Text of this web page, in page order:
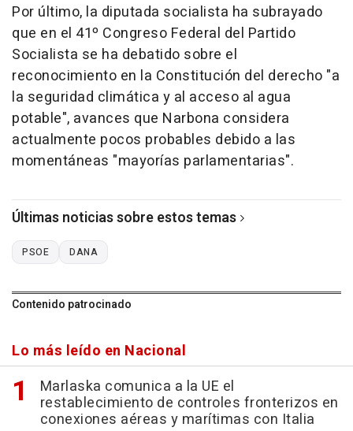
Por último, la diputada socialista ha subrayado
que en el 41º Congreso Federal del Partido
Socialista se ha debatido sobre el
reconocimiento en la Constitución del derecho "a
la seguridad climática y al acceso al agua
potable", avances que Narbona considera
actualmente pocos probables debido a las
momentáneas "mayorías parlamentarias".
Últimas noticias sobre estos temas
PSOE DANA
Contenido patrocinado
Lo más leído en Nacional
Marlaska comunica a la UE el
restablecimiento de controles fronterizos en
conexiones aéreas y marítimas con Italia